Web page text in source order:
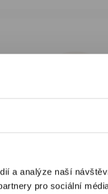
a analýze naší
pro sociální